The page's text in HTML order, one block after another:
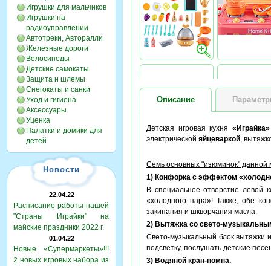
Игрушки для мальчиков
Игрушки на
радиоуправлении
Автотреки, Авторалли
Железные дороги
Велосипеды
Детские самокаты
Защита и шлемы
Снегокаты и санки
Уход и гигиена
Аксессуары
Уценка
Палатки и домики для
детей
Новости
22.04.22
Расписание работы нашей
"Страны Играйки" на
майские праздники 2022 г.
01.04.22
Новые «Супермаркеты»!!!
2 новых игровых набора из
Описание
Детская игровая кухня
электрической яйцеваркой,
Семь основных "изюминок" данной
1) Конфорка с эффектом
В специальное отверстие левой
«холодного пара»! Также, обе
закипания и шкворчания масла.
2) Вытяжка со свето-
Свето-музыкальный блок вытяжки
подсветку, послушать детские
3) Водяной кран-помпа.